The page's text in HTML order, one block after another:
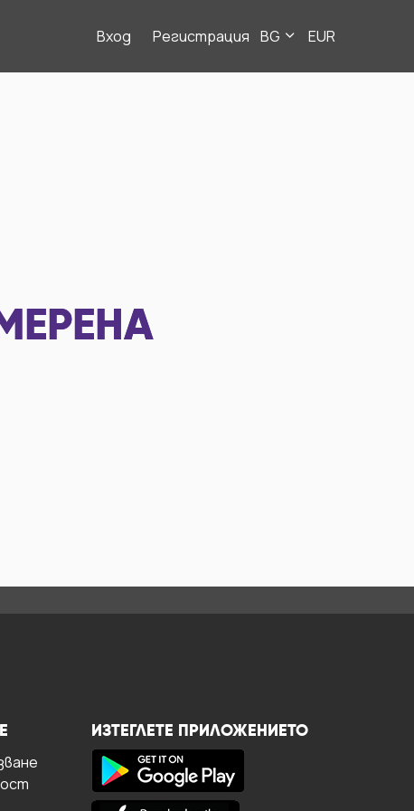
Вход Регистрация BG EUR
ИЗТЕГЛЕТЕ ПРИЛОЖЕНИЕТО